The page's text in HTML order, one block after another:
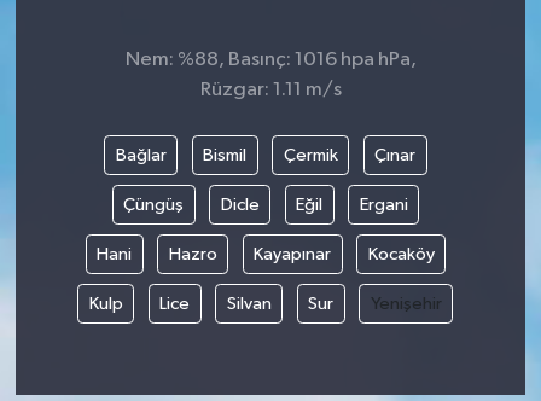
Nem: %88, Basınç: 1016 hpa hPa,
Rüzgar: 1.11 m/s
Bağlar Bismil Çermik Çınar
Çüngüş Dicle Eğil Ergani
Hani Hazro Kayapınar Kocaköy
Kulp Lice Silvan Sur Yenişehir
Yaşam
Yurttan